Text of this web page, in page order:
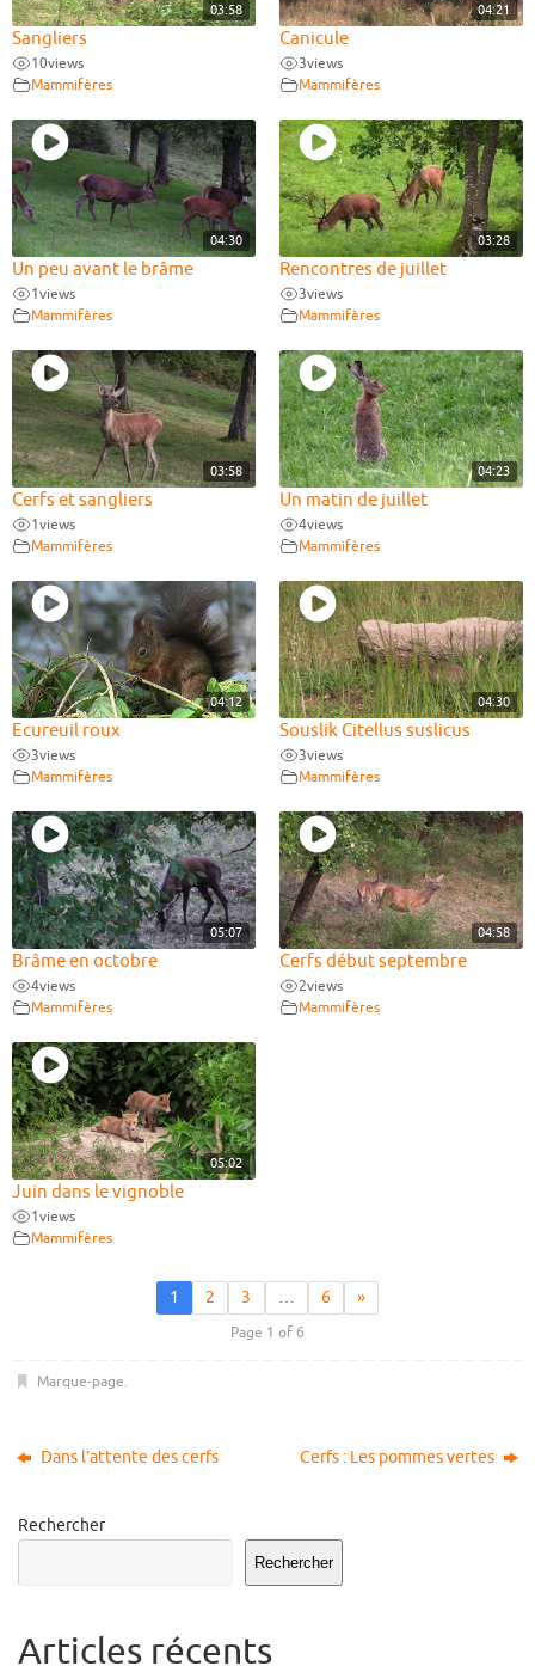
03:58
Sangliers
10views
Mammifères
04:21
Canicule
3views
Mammifères
04:30
Un peu avant le brâme
1views
Mammifères
03:28
Rencontres de juillet
3views
Mammifères
03:58
Cerfs et sangliers
1views
Mammifères
04:23
Un matin de juillet
4views
Mammifères
04:12
Ecureuil roux
3views
Mammifères
04:30
Souslik Citellus suslicus
3views
Mammifères
05:07
Brâme en octobre
4views
Mammifères
04:58
Cerfs début septembre
2views
Mammifères
05:02
Juin dans le vignoble
1views
Mammifères
1 2 3 … 6 »
Page 1 of 6
Marque-page.
Dans l’attente des cerfs Cerfs : Les pommes vertes
Rechercher
Rechercher
Articles récents